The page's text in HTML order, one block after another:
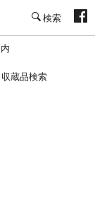
収蔵品検索